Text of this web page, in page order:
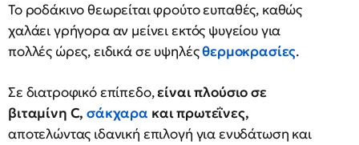
Το ροδάκινο θεωρείται φρούτο ευπαθές, καθώς
χαλάει γρήγορα αν μείνει εκτός ψυγείου για
πολλές ώρες, ειδικά σε υψηλέςθερμοκρασίες.
Σε διατροφικό επίπεδο,είναι πλούσιο σε
βιταμίνη C,σάκχαρα και πρωτεΐνες,
αποτελώντας ιδανική επιλογή για ενυδάτωση και